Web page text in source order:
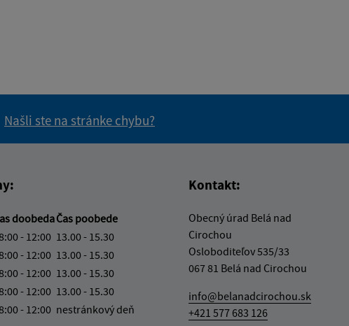
Našli ste na stránke chybu?
doobedaČas poobede
- 12:00 13.00 - 15.30
- 12:00 13.00 - 15.30
- 12:00 13.00 - 15.30
- 12:00 13.00 - 15.30
- 12:00 nestránkový deň
Kontakt:
Obecný úrad Belá nad
Cirochou
Osloboditeľov 535/33
067 81 Belá nad Cirochou
info@belanadcirochou.sk
+421 577 683 126